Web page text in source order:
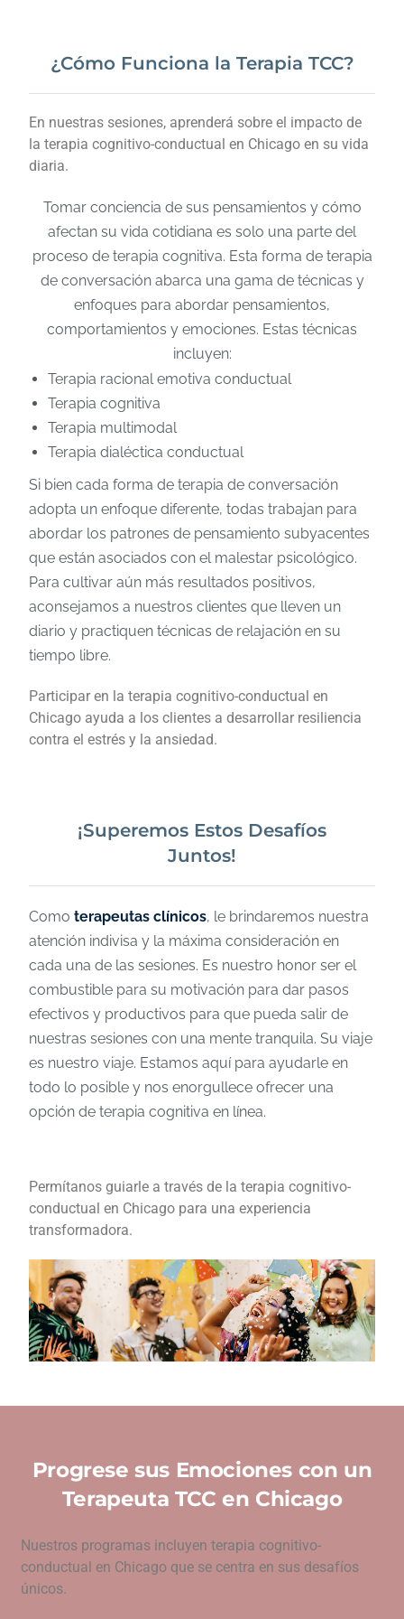
¿Cómo Funciona la Terapia TCC?
En nuestras sesiones, aprenderá sobre el impacto de
la terapia cognitivo-conductual en Chicago en su vida
diaria.
Tomar conciencia de sus pensamientos y cómo
afectan su vida cotidiana es solo una parte del
proceso de terapia cognitiva. Esta forma de terapia
de conversación abarca una gama de técnicas y
enfoques para abordar pensamientos,
comportamientos y emociones. Estas técnicas
incluyen:
Terapia racional emotiva conductual
Terapia cognitiva
Terapia multimodal
Terapia dialéctica conductual
Si bien cada forma de terapia de conversación
adopta un enfoque diferente, todas trabajan para
abordar los patrones de pensamiento subyacentes
que están asociados con el malestar psicológico.
Para cultivar aún más resultados positivos,
aconsejamos a nuestros clientes que lleven un
diario y practiquen técnicas de relajación en su
tiempo libre.
Participar en la terapia cognitivo-conductual en
Chicago ayuda a los clientes a desarrollar resiliencia
contra el estrés y la ansiedad.
¡Superemos Estos Desafíos
Juntos!
Comoterapeutas clínicos, le brindaremos nuestra
atención indivisa y la máxima consideración en
cada una de las sesiones. Es nuestro honor ser el
combustible para su motivación para dar pasos
efectivos y productivos para que pueda salir de
nuestras sesiones con una mente tranquila. Su viaje
es nuestro viaje. Estamos aquí para ayudarle en
todo lo posible y nos enorgullece ofrecer una
opción de terapia cognitiva en línea.
Permítanos guiarle a través de la terapia cognitivo-
conductual en Chicago para una experiencia
transformadora.
Progrese sus Emociones con un
Terapeuta TCC en Chicago
Nuestros programas incluyen terapia cognitivo-
conductual en Chicago que se centra en sus desafíos
únicos.